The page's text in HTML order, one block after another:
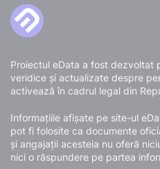
Proiectul eData a fost dezvoltat
veridice și actualizate despre
activează în cadrul legal din
Informațiile afișate pe site-ul
pot fi folosite ca documente
și angajații acesteia nu oferă
nici o răspundere pe partea